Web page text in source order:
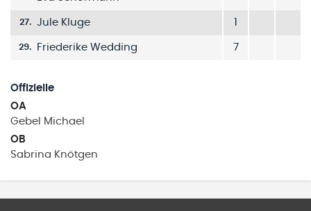
27. Jule Kluge
29. Friederike Wedding 7
Offizielle
OA
Gebel
Michael
OB
Sabrina Knötgen